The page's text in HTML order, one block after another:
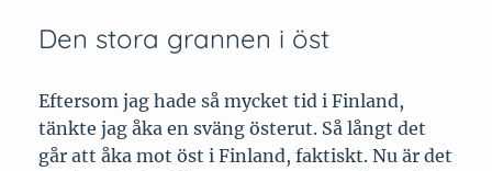
Den stora grannen i öst
Eftersom jag hade så mycket tid i Finland,
tänkte jag åka en sväng österut. Så långt det
går att åka mot öst i Finland, faktiskt. Nu är det